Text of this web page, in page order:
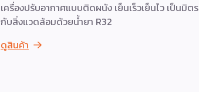
เครื่องปรับอากาศแบบติดผนัง เย็นเร็วเย็นไว เป็นมิตร
กับสิ่งแวดล้อมด้วยน้ำยา R32
ดูสินค้า